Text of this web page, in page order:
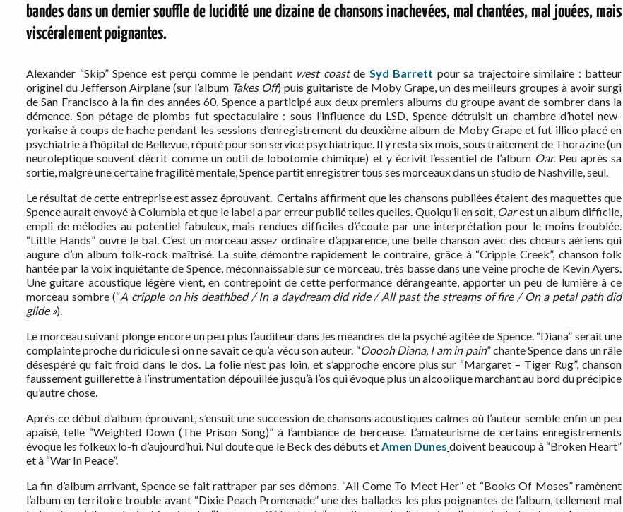
bandes dans un dernier souffle de lucidité une dizaine de chansons inachevées, mal chantées, mal jouées, mais
viscéralement poignantes.
Alexander “Skip” Spence est perçu comme le pendant west coastde Syd Barrett pour sa trajectoire similaire : batteur
originel du Jefferson Airplane (sur l’album Takes Off) puis guitariste de Moby Grape, un des meilleurs groupes à avoir surgi
de San Francisco à la fin des années 60, Spence a participé aux deux premiers albums du groupe avant de sombrer dans la
démence. Son pétage de plombs fut spectaculaire : sous l’influence du LSD, Spence détruisit un chambre d’hotel new-
yorkaise à coups de hache pendant les sessions d’enregistrement du deuxième album de Moby Grape et fut illico placé en
psychiatrie à l’hôpital de Bellevue, réputé pour son service psychiatrique. Il y resta six mois, sous traitement de Thorazine (un
neuroleptique souvent décrit comme un outil de lobotomie chimique) et y écrivit l’essentiel de l’album Oar.Peu après sa
sortie, malgré une certaine fragilité mentale, Spence partit enregistrer tous ses morceaux dans un studio de Nashville, seul.
Le résultat de cette entreprise est assez éprouvant. Certains affirment que les chansons publiées étaient des maquettes que
Spence aurait envoyé à Columbia et que le label a par erreur publié telles quelles. Quoiqu’il en soit, Oarest un album difficile,
empli de mélodies au potentiel fabuleux, mais rendues difficiles d’écoute par une interprétation pour le moins troublée.
“Little Hands” ouvre le bal. C’est un morceau assez ordinaire d’apparence, une belle chanson avec des chœurs aériens qui
augure d’un album folk-rock maîtrisé. La suite démontre rapidement le contraire, grâce à “Cripple Creek”, chanson folk
hantée par la voix inquiétante de Spence, méconnaissable sur ce morceau, très basse dans une veine proche de Kevin Ayers.
Une guitare acoustique légère vient, en contrepoint de cette performance dérangeante, apporter un peu de lumière à ce
morceau sombre (“A cripple on his deathbed / In a daydream did ride / All past the streams of fire / On a petal path did
glide»).
Le morceau suivant plonge encore un peu plus l’auditeur dans les méandres de la psyché agitée de Spence. “Diana” serait une
complainte proche du ridicule si on ne savait ce qu’a vécu son auteur. “Ooooh Diana, I am in pain” chante Spence dans un râle
désespéré qu fait froid dans le dos. La folie n’est pas loin, et s’approche encore plus sur “Margaret – Tiger Rug”, chanson
faussement guillerette à l’instrumentation dépouillée jusqu’à l’os qui évoque plus un alcoolique marchant au bord du précipice
qu’autre chose.
Après ce début d’album éprouvant, s’ensuit une succession de chansons acoustiques calmes où l’auteur semble enfin un peu
apaisé, telle “Weighted Down (The Prison Song)” à l’ambiance de berceuse. L’amateurisme de certains enregistrements
évoque les folkeux lo-fi d’aujourd’hui. Nul doute que le Beck des débuts etAmen Dunes doivent beaucoup à “Broken Heart”
et à “War In Peace”.
La fin d’album arrivant, Spence se fait rattraper par ses démons. “All Come To Meet Her” et “Books Of Moses” ramènent
l’album en territoire trouble avant “Dixie Peach Promenade” une des ballades les plus poignantes de l’album, tellement mal